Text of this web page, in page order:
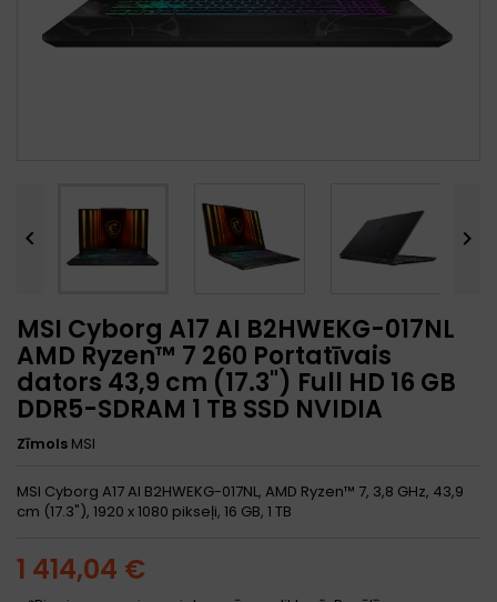
 
MSI Cyborg A17 AI B2HWEKG-017NL
AMD Ryzen™ 7 260 Portatīvais
dators 43,9 cm (17.3") Full HD 16 GB
DDR5-SDRAM 1 TB SSD NVIDIA
Zīmols MSI
MSI Cyborg A17 AI B2HWEKG-017NL, AMD Ryzen™ 7, 3,8 GHz, 43,9
cm (17.3"), 1920 x 1080 pikseļi, 16 GB, 1 TB
1 414,04 €